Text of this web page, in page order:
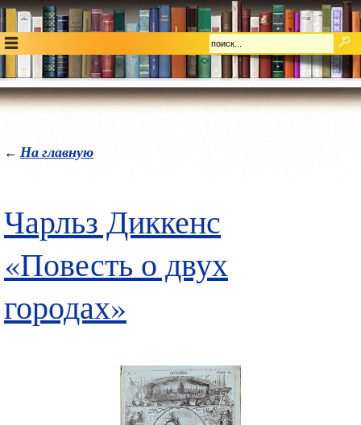
← На главную
Чарльз Диккенс
«Повесть о двух
городах»